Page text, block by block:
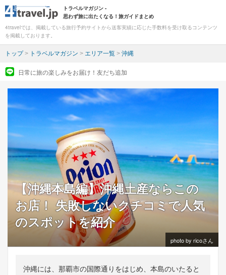
トラベルマガジン -
思わず旅に出たくなる！旅ガイドまとめ
4travelでは、掲載している旅行予約サイトから送客実績に応じた手数料を受け取るコンテンツ
を掲載しております。
トップ> トラベルマガジン > エリア一覧 > 沖縄
日常に旅の楽しみをお届け！友だち追加
【沖縄本島編】沖縄土産ならこの
お店！ 失敗しないクチコミで人気
のスポットを紹介
photo by ricoさん
沖縄には、那覇市の国際通りをはじめ、本島のいたると